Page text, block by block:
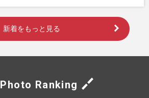
新着をもっと見る
Photo Ranking